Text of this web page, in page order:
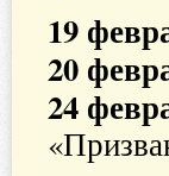
19
20
24